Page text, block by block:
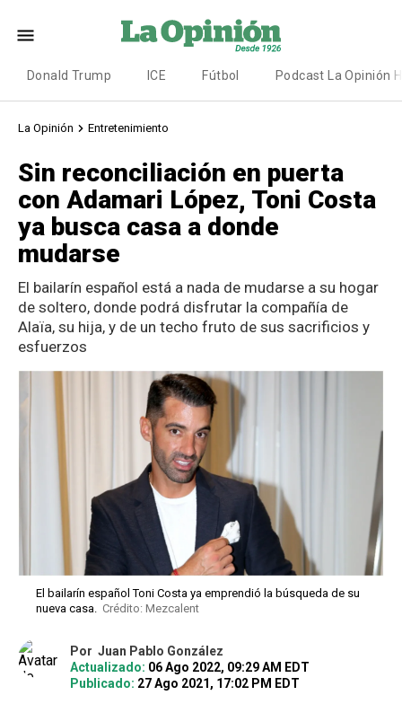
Donald Trump ICE Fútbol Podcast La Opinión
La Opinión Entretenimiento
Sin reconciliación en puerta
con Adamari López, Toni Costa
ya busca casa a donde
mudarse
El bailarín español está a nada de mudarse a su hogar
de soltero, donde podrá disfrutar la compañía de
Alaïa, su hija, y de un techo fruto de sus sacrificios y
esfuerzos
El bailarín español Toni Costa ya emprendió la búsqueda de su
nueva casa. Crédito: Mezcalent
Por Juan Pablo González
Actualizado: 06 Ago 2022, 09:29 AM EDT
Publicado: 27 Ago 2021, 17:02 PM EDT